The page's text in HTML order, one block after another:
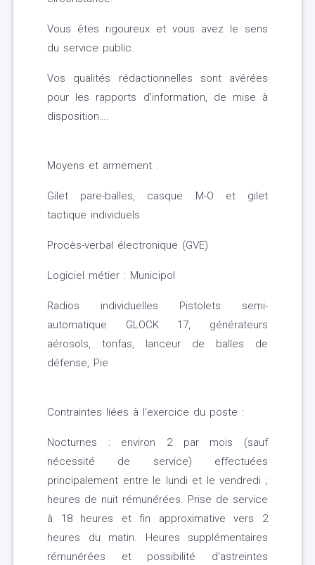
Vous êtes rigoureux et vous avez le sens
du service public.
Vos qualités rédactionnelles sont avérées
pour les rapports d’information, de mise à
disposition….
Moyens et armement :
Gilet pare-balles, casque M-O et gilet
tactique individuels
Procès-verbal électronique (GVE)
Logiciel métier : Municipol
Radios individuelles Pistolets semi-
automatique GLOCK 17, générateurs
aérosols, tonfas, lanceur de balles de
défense, Pie
Contraintes liées à l’exercice du poste :
Nocturnes : environ 2 par mois (sauf
nécessité de service) effectuées
principalement entre le lundi et le vendredi ;
heures de nuit rémunérées. Prise de service
à 18 heures et fin approximative vers 2
heures du matin. Heures supplémentaires
rémunérées et possibilité d’astreintes